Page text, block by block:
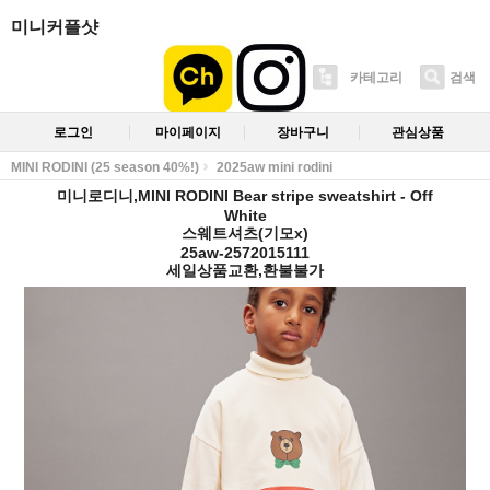
미니커플샷
카테고리 검색
로그인 마이페이지 장바구니 관심상품
MINI RODINI (25 season 40%!) 2025aw mini rodini
미니로디니,MINI RODINI Bear stripe sweatshirt - Off
White
스웨트셔츠(기모x)
25aw-2572015111
세일상품교환,환불불가